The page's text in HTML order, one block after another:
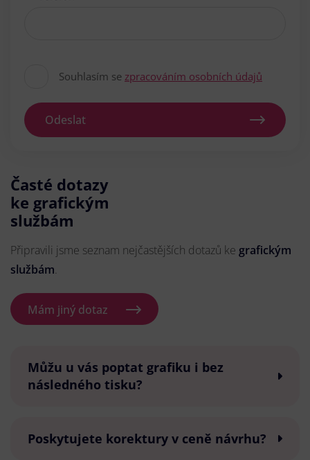
Souhlasím se zpracováním osobních údajů
Odeslat
Časté dotazy
ke grafickým
službám
Připravili jsme seznam nejčastějších dotazů ke grafickým
službám.
Mám jiný dotaz
Můžu u vás poptat grafiku i bez
následného tisku?
Poskytujete korektury v ceně návrhu?